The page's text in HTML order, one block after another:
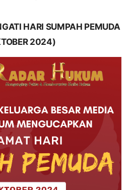
HARI SUMPAH PEMUDA
2024)